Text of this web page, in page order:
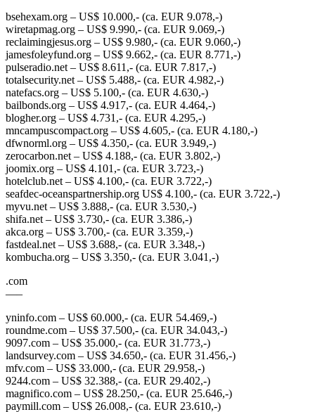
bsehexam.org – US$ 10.000,- (ca. EUR 9.078,-)
wiretapmag.org – US$ 9.990,- (ca. EUR 9.069,-)
reclaimingjesus.org – US$ 9.980,- (ca. EUR 9.060,-)
jamesfoleyfund.org – US$ 9.662,- (ca. EUR 8.771,-)
pulseradio.net – US$ 8.611,- (ca. EUR 7.817,-)
totalsecurity.net – US$ 5.488,- (ca. EUR 4.982,-)
natefacs.org – US$ 5.100,- (ca. EUR 4.630,-)
bailbonds.org – US$ 4.917,- (ca. EUR 4.464,-)
blogher.org – US$ 4.731,- (ca. EUR 4.295,-)
mncampuscompact.org – US$ 4.605,- (ca. EUR 4.180,-)
dfwnorml.org – US$ 4.350,- (ca. EUR 3.949,-)
zerocarbon.net – US$ 4.188,- (ca. EUR 3.802,-)
joomix.org – US$ 4.101,- (ca. EUR 3.723,-)
hotelclub.net – US$ 4.100,- (ca. EUR 3.722,-)
seafdec-oceanspartnership.org US$ 4.100,- (ca. EUR 3.722,-)
myvu.net – US$ 3.888,- (ca. EUR 3.530,-)
shifa.net – US$ 3.730,- (ca. EUR 3.386,-)
akca.org – US$ 3.700,- (ca. EUR 3.359,-)
fastdeal.net – US$ 3.688,- (ca. EUR 3.348,-)
kombucha.org – US$ 3.350,- (ca. EUR 3.041,-)
.com
—–
yninfo.com – US$ 60.000,- (ca. EUR 54.469,-)
roundme.com – US$ 37.500,- (ca. EUR 34.043,-)
9097.com – US$ 35.000,- (ca. EUR 31.773,-)
landsurvey.com – US$ 34.650,- (ca. EUR 31.456,-)
mfv.com – US$ 33.000,- (ca. EUR 29.958,-)
9244.com – US$ 32.388,- (ca. EUR 29.402,-)
magnifico.com – US$ 28.250,- (ca. EUR 25.646,-)
paymill.com – US$ 26.008,- (ca. EUR 23.610,-)